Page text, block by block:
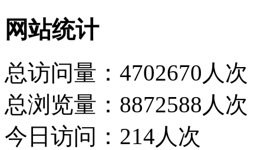
网站统计
总访问量：4702670人次
总浏览量：8872588人次
今日访问：214人次